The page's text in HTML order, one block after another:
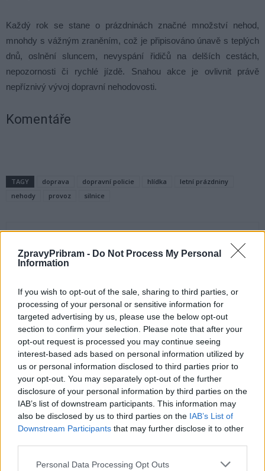
ZpravyPribram - Do Not Process My Personal
Information
If you wish to opt-out of the sale, sharing to third parties, or
processing of your personal or sensitive information for
targeted advertising by us, please use the below opt-out
section to confirm your selection. Please note that after your
opt-out request is processed you may continue seeing
interest-based ads based on personal information utilized by
us or personal information disclosed to third parties prior to
your opt-out. You may separately opt-out of the further
disclosure of your personal information by third parties on the
IAB’s list of downstream participants. This information may
also be disclosed by us to third parties on the IAB’s List of
Downstream Participants that may further disclose it to other
Personal Data Processing Opt Outs
Každý rok se stane o prázdninách značné množství nehod,
mnohdy s vážným zraněním, což je připisováno únavě s teplých
dnů, oslnění sluncem, nevyspání řidičů na delších cestách,
nepozornosti či rychlé jízdě. Snahou akce je ovlivnit právě
nepříznivý vývoj dopravní nehodovosti.
Komentáře
TAGY doprava dopravní policie hlídka
letní prázdniny
nehody
provoz silnice
Předchozí článek
Václav Dvořák: Postřehy ze
zastupitelstva
Následující článek
Jan Konvalinka komentuje
červnové jednání zastupitelstva
SOUVISEJÍCÍ ČLÁNKY
VÍCE OD AUTORA
Zpravodajství
Většina koupališť na Příbramsku nabízí
výborné podmínky. Horší voda je jen na
Živohošti